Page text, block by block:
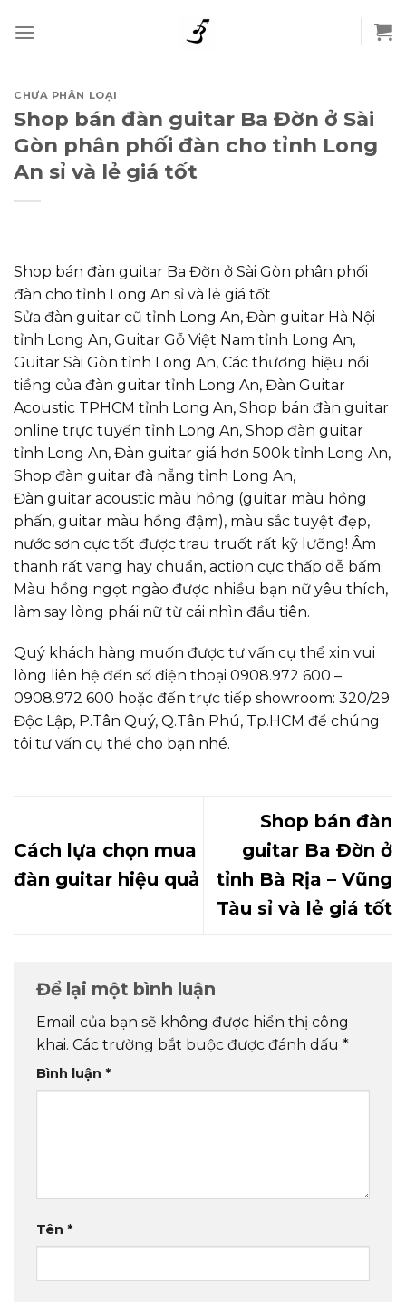
to
content
CHƯA PHÂN LOẠI
Shop bán đàn guitar Ba Đờn ở Sài
Gòn phân phối đàn cho tỉnh Long
An sỉ và lẻ giá tốt
Shop bán đàn guitar Ba Đờn ở Sài Gòn phân phối
đàn cho tỉnh Long An sỉ và lẻ giá tốt
Sửa đàn guitar cũ tỉnh Long An, Đàn guitar Hà Nội
tỉnh Long An, Guitar Gỗ Việt Nam tỉnh Long An,
Guitar Sài Gòn tỉnh Long An, Các thương hiệu nổi
tiềng của đàn guitar tỉnh Long An, Đàn Guitar
Acoustic TPHCM tỉnh Long An, Shop bán đàn guitar
online trực tuyến tỉnh Long An, Shop đàn guitar
tỉnh Long An, Đàn guitar giá hơn 500k tỉnh Long An,
Shop đàn guitar đà nẵng tỉnh Long An,
Đàn guitar acoustic màu hồng (guitar màu hồng
phấn, guitar màu hồng đậm), màu sắc tuyệt đẹp,
nước sơn cực tốt được trau truốt rất kỹ lưỡng! Âm
thanh rất vang hay chuẩn, action cực thấp dễ bấm.
Màu hồng ngọt ngào được nhiều bạn nữ yêu thích,
làm say lòng phái nữ từ cái nhìn đầu tiên.
Quý khách hàng muốn được tư vấn cụ thể xin vui
lòng liên hệ đến số điện thoại 0908.972 600 –
0908.972 600 hoặc đến trực tiếp showroom: 320/29
Độc Lập, P.Tân Quý, Q.Tân Phú, Tp.HCM để chúng
tôi tư vấn cụ thể cho bạn nhé.
Cách lựa chọn mua
đàn guitar hiệu quả
Shop bán đàn
guitar Ba Đờn ở
tỉnh Bà Rịa – Vũng
Tàu sỉ và lẻ giá tốt
Để lại một bình luận
Email của bạn sẽ không được hiển thị công
khai. Các trường bắt buộc được đánh dấu *
Bình luận *
Tên *